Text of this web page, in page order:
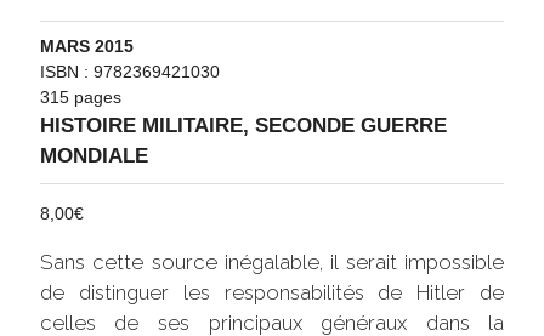
MARS 2015
ISBN : 9782369421030
315 pages
HISTOIRE MILITAIRE, SECONDE GUERRE
MONDIALE
8,00€
Sans cette source inégalable, il serait impossible
de distinguer les responsabilités de Hitler de
celles de ses principaux généraux dans la